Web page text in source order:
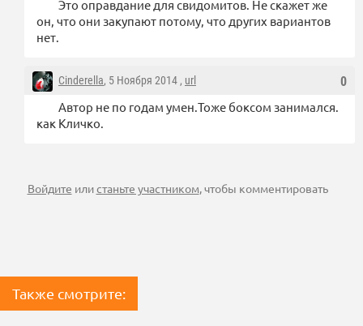
Это оправдание для свидомитов. Не скажет же
он, что они закупают потому, что других вариантов
нет.
0
Cinderella, 5 Ноября 2014 , url
Автор не по годам умен.Тоже боксом занимался.
как Кличко.
Войдите илистаньте участником, чтобы комментировать
Также смотрите: